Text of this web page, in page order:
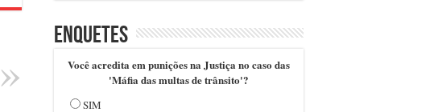
Enquetes
Você acredita em punições na Justiça no caso das
'Máfia das multas de trânsito'?
SIM